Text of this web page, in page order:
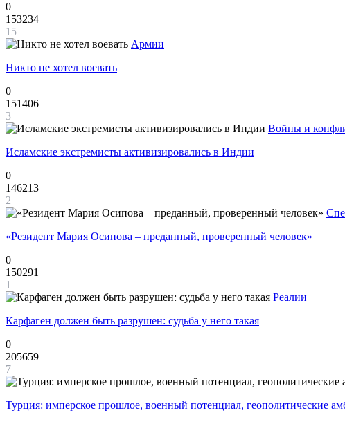
0
153234
15
Армии
Никто не хотел воевать
0
151406
3
Войны и
Исламские экстремисты активизировались в Индии
0
146213
2
«Резидент Мария Осипова – преданный, проверенный человек»
0
150291
1
Реалии
Карфаген должен быть разрушен: судьба у него такая
0
205659
7
Турция: имперское прошлое, военный потенциал, геополитические